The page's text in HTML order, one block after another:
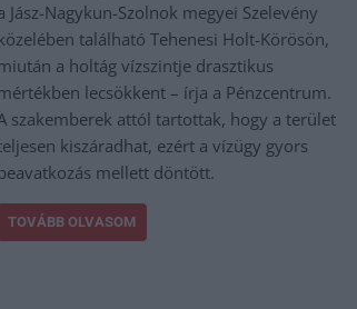
Jász-Nagykun-Szolnok megyei Szelevény
található Tehenesi Holt-Körösön,
a holtág vízszintje drasztikus
lecsökkent – írja a Pénzcentrum.
szakemberek attól tartottak, hogy a terület
kiszáradhat, ezért a vízügy gyors
mellett döntött.
TOVÁBB OLVASOM